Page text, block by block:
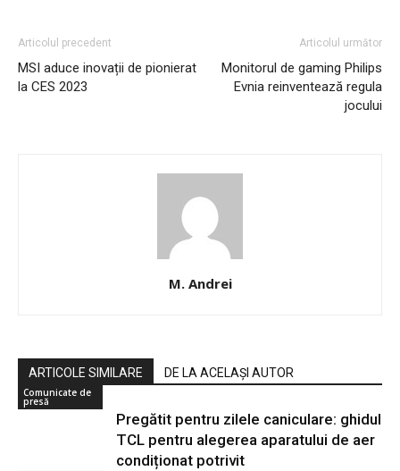
Articolul precedent
MSI aduce inovații de pionierat
la CES 2023
Articolul următor
Monitorul de gaming Philips
Evnia reinventează regula
jocului
M. Andrei
ARTICOLE SIMILARE DE LA ACELAȘI AUTOR
Comunicate de
presă
Pregătit pentru zilele caniculare: ghidul
TCL pentru alegerea aparatului de aer
condiționat potrivit